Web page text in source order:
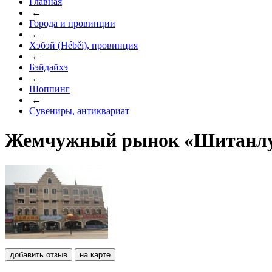
←
Города и провинции
←
Хэбэй (Héběi), провинция
←
Бэйдайхэ
←
Шоппинг
←
Сувениры, антиквариат
Жемчужный рынок
добавить отзыв на карте